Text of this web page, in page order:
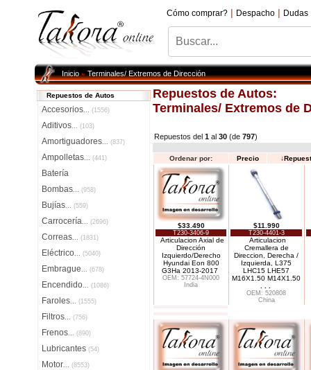
Cómo comprar? | Despacho | Dudas
Inicio»Terminales/ Extremos de Dirección
Repuestos de Autos
Accesorios... (1556)
Aditivos... (103)
Amortiguadores... (837)
Ampolletas... (441)
Batería
Bombas... (958)
Bujías... (559)
Carrocería... (2696)
Correas... (1831)
Eléctrico... (5040)
Embrague... (678)
Encendido... (1086)
Faroles... (1555)
Filtros... (756)
Frenos... (890)
Lubricantes (54)
Motor... (8553)
Repuestos de Autos:
Terminales/ Extremos de
Repuestos del 1 al 30 (de 797)
Ordenar por: Precio ↓
$33.490
T230-3406-9
Articulacion Axial de
Dirección
Izquierdo/Derecho
Hyundai Eon 800
G3Ha 2013-2017
OEM: 57724-4N000
India
$11.990
T230-4401-3
Articulacion
Cremallera de
Direccion, Derecha /
Izquierda, L375
LHC15 LHE57
M16X1.50 M14X1.50
OEM: 520808
China